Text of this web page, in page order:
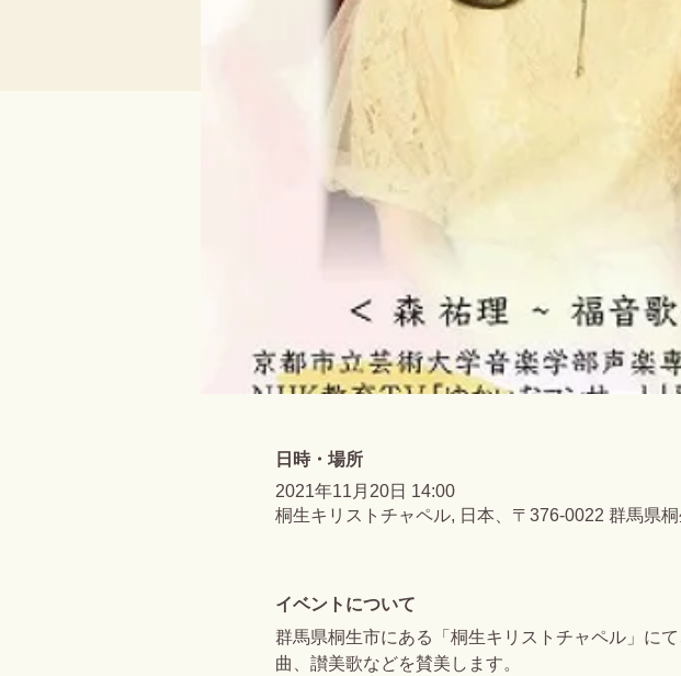
日時・場所
2021年11月20日 14:00
桐生キリストチャペル, 日本、〒376-0022 群馬県
イベントについて
群馬県桐生市にある「桐生キリストチャペル」に
曲、讃美歌などを賛美します。